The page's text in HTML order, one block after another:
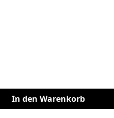
den gewünschten
In den Warenkorb